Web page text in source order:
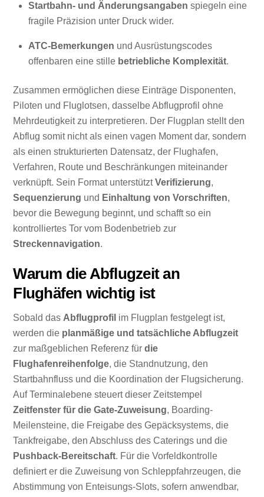
Startbahn- und Änderungsangaben spiegeln eine
fragile Präzision unter Druck wider.
ATC-Bemerkungen und Ausrüstungscodes
offenbaren eine stille betriebliche Komplexität.
Zusammen ermöglichen diese Einträge Disponenten,
Piloten und Fluglotsen, dasselbe Abflugprofil ohne
Mehrdeutigkeit zu interpretieren. Der Flugplan stellt den
Abflug somit nicht als einen vagen Moment dar, sondern
als einen strukturierten Datensatz, der Flughafen,
Verfahren, Route und Beschränkungen miteinander
verknüpft. Sein Format unterstütztVerifizierung,
Sequenzierung und Einhaltung von Vorschriften,
bevor die Bewegung beginnt, und schafft so ein
kontrolliertes Tor vom Bodenbetrieb zur
Streckennavigation.
Warum die Abflugzeit an
Flughäfen wichtig ist
Sobald das Abflugprofil im Flugplan festgelegt ist,
werden die planmäßige und tatsächliche Abflugzeit
zur maßgeblichen Referenz fürdie
Flughafenreihenfolge, die Standnutzung, den
Startbahnfluss und die Koordination der Flugsicherung.
Auf Terminalebene steuert dieser Zeitstempel
Zeitfenster für die Gate-Zuweisung, Boarding-
Meilensteine, die Freigabe des Gepäcksystems, die
Tankfreigabe, den Abschluss des Caterings und die
Pushback-Bereitschaft. Für die Vorfeldkontrolle
definiert er die Zuweisung von Schleppfahrzeugen, die
Abstimmung von Enteisungs-Slots, sofern anwendbar,